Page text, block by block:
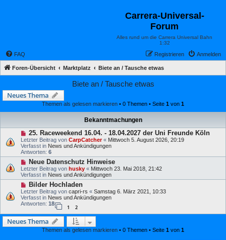
Carrera-Universal-
Forum
Alles rund um die Carrera Universal Bahn
1:32
FAQ Anmelden
Registrieren
Foren-Übersicht Marktplatz Biete an / Tausche etwas
Biete an / Tausche etwas
Neues Thema
Themen als gelesen markieren • 0 Themen • Seite 1 von 1
Bekanntmachungen
25. Raceweekend 16.04. - 18.04.2027 der Uni Freunde Köln
Letzter Beitrag von CarpCatcher« Mittwoch 5. August 2026, 20:19
Verfasst in News und Ankündigungen
Antworten: 6
Neue Datenschutz Hinweise
Letzter Beitrag von husky « Mittwoch 23. Mai 2018, 21:42
Verfasst in News und Ankündigungen
Bilder Hochladen
Letzter Beitrag von capri-rs « Samstag 6. März 2021, 10:33
Verfasst in News und Ankündigungen
Antworten: 18
1 2
Neues Thema
Themen als gelesen markieren • 0 Themen • Seite 1 von 1